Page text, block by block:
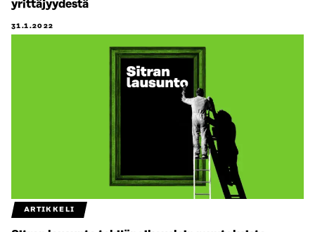
yrittäjyydestä
31.1.2022
ARTIKKELI